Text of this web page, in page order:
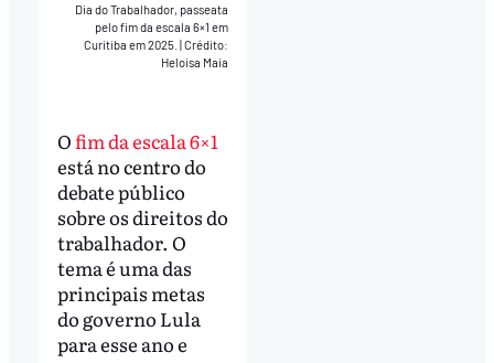
Dia do Trabalhador, passeata
pelo fim da escala 6×1 em
Curitiba em 2025.
Crédito:
Heloisa Maia
Ofim da escala 6×1
está no centro do
debate público
sobre os direitos do
trabalhador. O
tema é uma das
principais metas
do governo Lula
para esse ano e